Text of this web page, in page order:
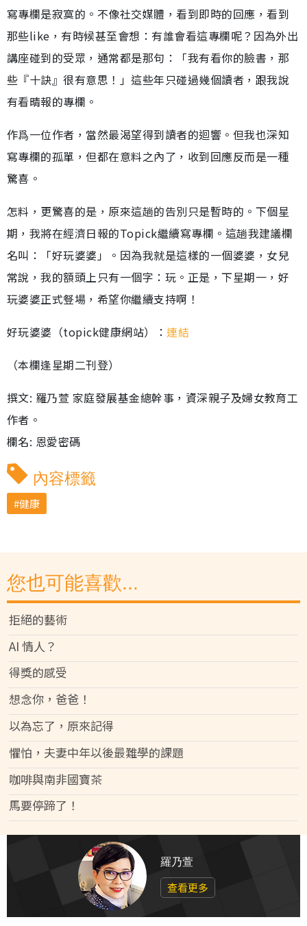
寫專欄是寂寞的。不像社交媒體，看到即時的回應，看到
那些like，有時候甚至會想：有誰會看這專欄呢？因為外出
講座碰到的受眾，通常都是那句：「我有看你的臉書，那
些『十訣』很有意思！」這些年只碰過幾個讀者，跟我說
有看晴報的專欄。
作爲一位作者，當然最渴望得到讀者的迴響。但我也深知
寫專欄的孤單，但都在意料之內了，收到回應反而是一種
驚喜。
怎料，更驚喜的是，原來這趟的告別只是暫時的。下個星
期，我將在經濟日報的Topick繼續寫專欄。這趟我建議欄
名叫：「好玩婆婆」。因為我就是這樣的一個婆婆，女兒
常說，我的額頭上只有一個字：玩。正是，下星期一，好
玩婆婆正式豋場，希望你繼續支持啊！
好玩婆婆（topick健康網站）：連結
（本欄逢星期二刊登）
撰文: 羅乃萱 家庭發展基金總幹事，資深親子及婦女教育工
作者。
欄名: 恩愛密碼
內容標籤
健康
您也可能喜歡...
拒絕的藝術
AI 情人？
得獎的感受
想念你，爸爸！
以為忘了，原來記得
懼怕，夫妻中年以後最難學的課題
咖啡與南非國寶茶
馬要停蹄了！
羅乃萱
查看更多